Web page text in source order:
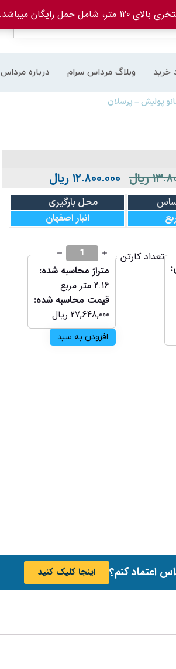
حمل رایگان میباشد.
خرید وبلاگ مرداس سرام درباره مرداس
ریال ۱۲.۸۰۰.۰۰۰ریال
محل بارگیری
انبار اصفهان
تعداد کارتن :
متراژ محاسبه شده:
2.16 متر مربع
قیمت محاسبه شده:
27,648,000 ریال
افزودن به سبد
اعتماد کنم؟ اینجا کلیک کنید